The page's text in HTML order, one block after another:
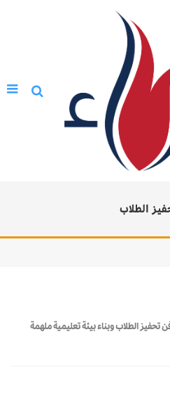
الطلاب
تحفيز الطلاب وبناء بيئة تعليمية ملهمة